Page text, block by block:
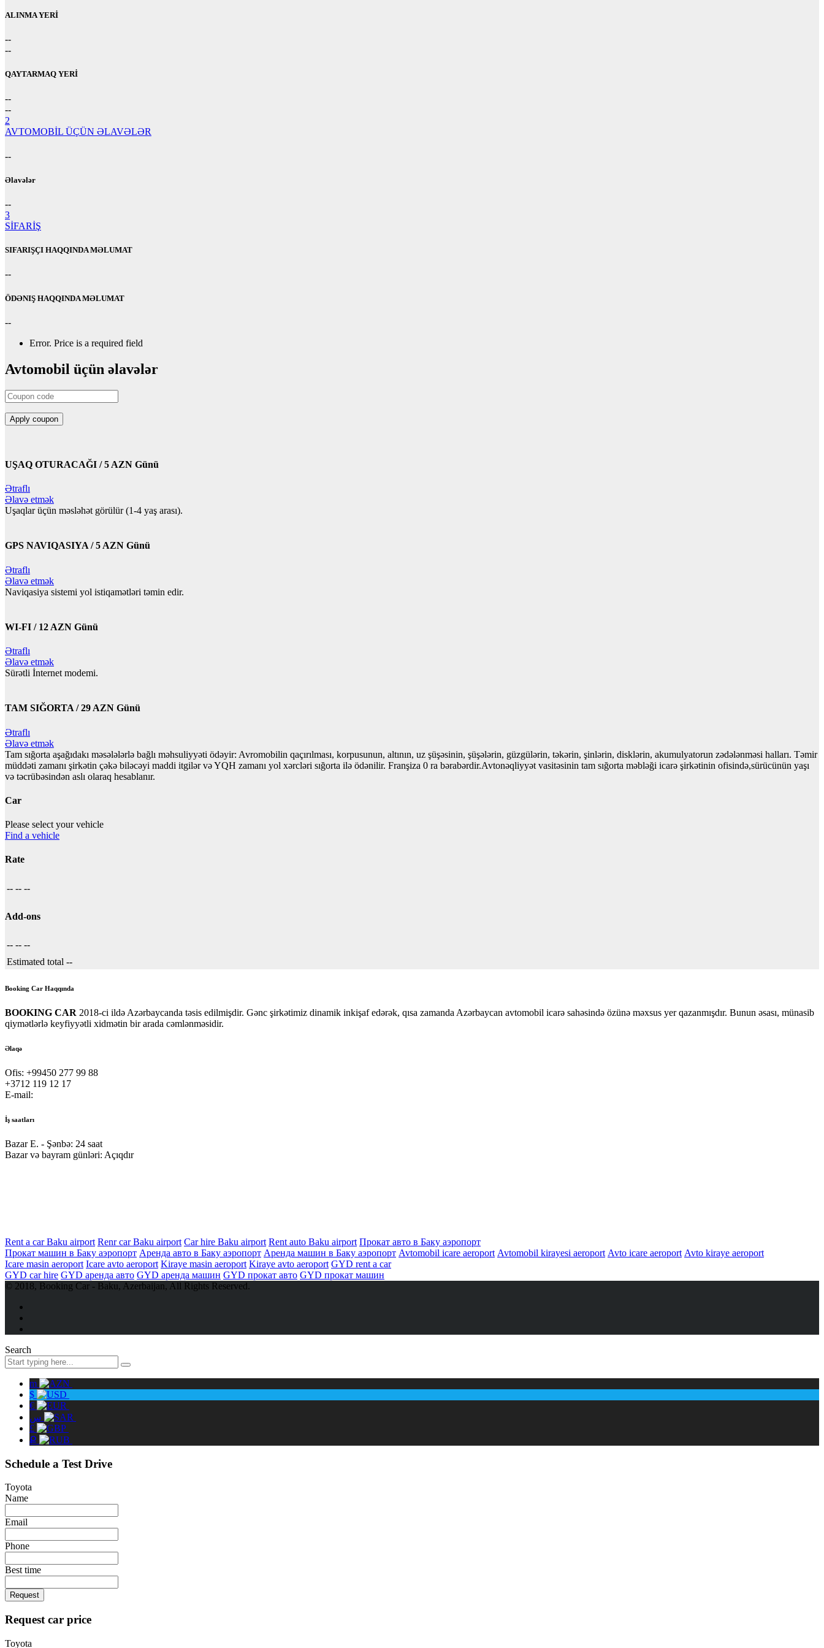
ALINMA YERİ
--
--
QAYTARMAQ YERİ
--
--
2
AVTOMOBİL ÜÇÜN ƏLAVƏLƏR
--
Əlavələr
--
3
SİFARİŞ
SIFARIŞÇI HAQQINDA MƏLUMAT
--
ÖDƏNIŞ HAQQINDA MƏLUMAT
--
Error. Price is a required field
Avtomobil üçün əlavələr
UŞAQ OTURACAĞI / 5 AZN Günü
Ətraflı
Əlavə etmək
Uşaqlar üçün məsləhət görülür (1-4 yaş arası).
GPS NAVIQASIYA / 5 AZN Günü
Ətraflı
Əlavə etmək
Naviqasiya sistemi yol istiqamətləri təmin edir.
WI-FI / 12 AZN Günü
Ətraflı
Əlavə etmək
Sürətli İnternet modemi.
TAM SIĞORTA / 29 AZN Günü
Ətraflı
Əlavə etmək
Tam sığorta aşağıdakı məsələlərlə bağlı məhsuliyyəti ödəyir: Avromobilin qaçırılması, korpusunun, altının, uz şüşəsinin, şüşələrin, güzgülərin, təkərin, şinlərin, disklərin, akumulyatorun zədələnməsi halları. Təmir
müddəti zamanı şirkətin çəkə biləcəyi maddi itgilər və YQH zamanı yol xərcləri sığorta ilə ödənilir. Franşiza 0 ra bərabərdir.Avtonəqliyyət vasitəsinin tam sığorta məbləği icarə şirkətinin ofisində,sürücünün yaşı
və təcrübəsindən aslı olaraq hesablanır.
Car
Please select your vehicle
Find a vehicle
Rate
-- -- --
Add-ons
-- -- --
Estimated total --
Booking Car Haqqında
BOOKING CAR 2018-ci ildə Azərbaycanda təsis edilmişdir. Gənc şirkətimiz dinamik inkişaf edərək, qısa zamanda Azərbaycan avtomobil icarə sahəsində özünə məxsus yer qazanmışdır. Bunun əsası, münasib
qiymətlərlə keyfiyyətli xidmətin bir arada cəmlənməsidir.
Əlaqə
Ofis: +99450 277 99 88
+3712 119 12 17
E-mail:
İş saatları
Bazar E. - Şənbə: 24 saat
Bazar və bayram günləri: Açıqdır
Rent a car Baku airport Renr car Baku airport Car hire Baku airport Rent auto Baku airport Прокат авто в Баку аэропорт
Прокат машин в Баку аэропорт Аренда авто в Баку аэропорт Аренда машин в Баку аэропорт Avtomobil icare aeroport Avtomobil kirayesi aeroport Avto icare aeroport Avto kiraye aeroport
Icare masin aeroport Icare avto aeroport Kiraye masin aeroport Kiraye avto aeroport GYD rent a car
GYD car hire GYD аренда авто GYD аренда машин GYD прокат авто GYD прокат машин
© 2018, Booking Car - Baku, Azerbaijan, All Rights Reserved.
Search
m
$
€
س
£
Ք
Schedule a Test Drive
Toyota
Name
Email
Phone
Best time
Request
Request car price
Toyota